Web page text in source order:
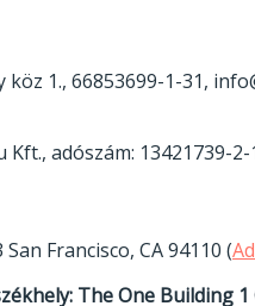
köz 1., 66853699-1-31,
Kft., adószám: 13421739-
Francisco, CA 94110 (
The One Building